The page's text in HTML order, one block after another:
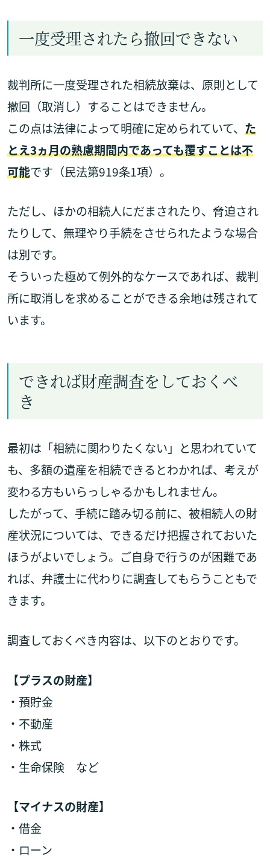
一度受理されたら撤回できない
裁判所に一度受理された相続放棄は、原則として
撤回（取消し）することはできません。
この点は法律によって明確に定められていて、 た
とえ3ヵ月の熟慮期間内であっても覆すことは不
可能です（民法第919条1項）。
ただし、ほかの相続人にだまされたり、脅迫され
たりして、無理やり手続をさせられたような場合
は別です。
そういった極めて例外的なケースであれば、裁判
所に取消しを求めることができる余地は残されて
います。
できれば財産調査をしておくべ
き
最初は「相続に関わりたくない」と思われていて
も、多額の遺産を相続できるとわかれば、考えが
変わる方もいらっしゃるかもしれません。
したがって、手続に踏み切る前に、被相続人の財
産状況については、できるだけ把握されておいた
ほうがよいでしょう。ご自身で行うのが困難であ
れば、弁護士に代わりに調査してもらうこともで
きます。
調査しておくべき内容は、以下のとおりです。
【プラスの財産】
・預貯金
・不動産
・株式
・生命保険 など
【マイナスの財産】
・借金
・ローン